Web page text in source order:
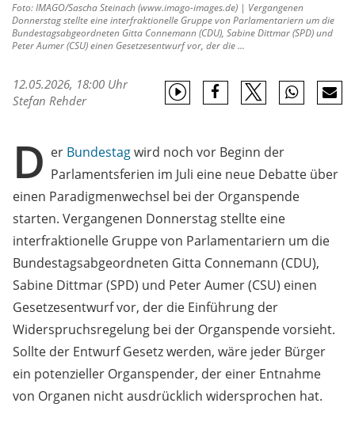
Foto: IMAGO/Sascha Steinach (www.imago-images.de) | Vergangenen
Donnerstag stellte eine interfraktionelle Gruppe von Parlamentariern um die
Bundestagsabgeordneten Gitta Connemann (CDU), Sabine Dittmar (SPD) und
Peter Aumer (CSU) einen Gesetzesentwurf vor, der die ...
12.05.2026, 18:00 Uhr
Stefan Rehder
D er Bundestagwird noch vor Beginn der
Parlamentsferien im Juli eine neue Debatte über
einen Paradigmenwechsel bei der Organspende
starten. Vergangenen Donnerstag stellte eine
interfraktionelle Gruppe von Parlamentariern um die
Bundestagsabgeordneten Gitta Connemann (CDU),
Sabine Dittmar (SPD) und Peter Aumer (CSU) einen
Gesetzesentwurf vor, der die Einführung der
Widerspruchsregelung bei der Organspende vorsieht.
Sollte der Entwurf Gesetz werden, wäre jeder Bürger
ein potenzieller Organspender, der einer Entnahme
von Organen nicht ausdrücklich widersprochen hat.